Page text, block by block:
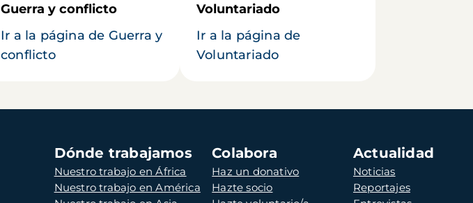
Guerra y conflicto
Ir a la página de Guerra y
conflicto
Voluntariado
Ir a la página de
Voluntariado
Dónde trabajamos
Nuestro trabajo en África
Nuestro trabajo en América
Colabora
Haz un donativo
Hazte socio
Actualidad
Noticias
Reportajes